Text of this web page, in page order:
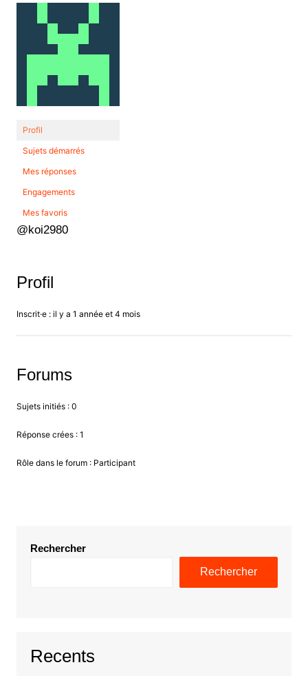
Profil
Sujets démarrés
Mes réponses
Engagements
Mes favoris
@koi2980
Profil
Inscrit·e : il y a 1 année et 4 mois
Forums
Sujets initiés : 0
Réponse crées : 1
Rôle dans le forum : Participant
Rechercher
Rechercher
Recents